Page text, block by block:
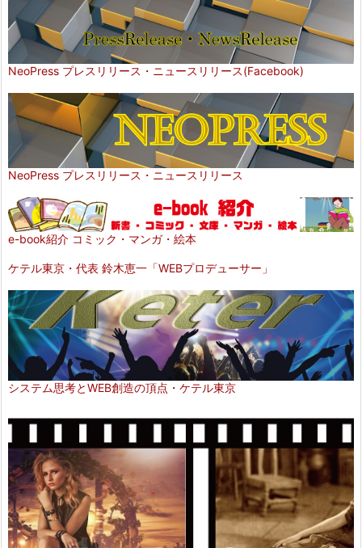
NeoPress プレスリリース・ニュースリリース(Facebook)
NeoPress プレスリリース・ニュースリリース
e-book紹介 コミック・マンガ・絵本
ケテル東京・代表 鈴木恵一「WEBプロデューサー」
システム思考とWEB創造の頂点・ケテル東京